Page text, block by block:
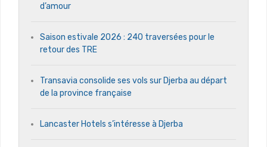
d’amour
Saison estivale 2026 : 240 traversées pour le
retour des TRE
Transavia consolide ses vols sur Djerba au départ
de la province française
Lancaster Hotels s’intéresse à Djerba